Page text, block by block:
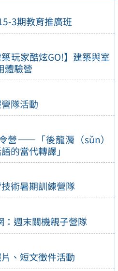
3期教育推廣班
玩家酷炫GO!】建築與室
體驗營
隊活動
營——「後龍漘（sǔn）
的當代轉譯」
術暑期訓練營隊
週末關機親子營隊
、短文徵件活動